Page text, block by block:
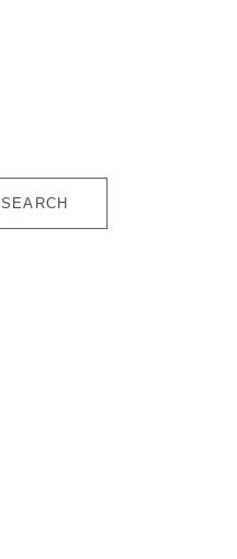
SEARCH